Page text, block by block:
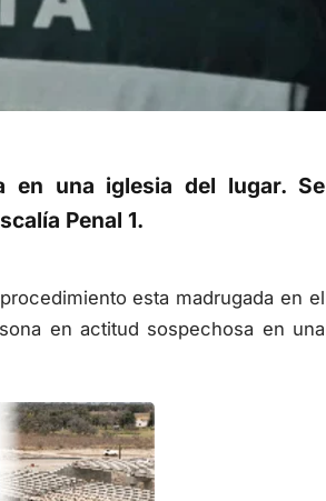
en una iglesia del lugar. Se
Penal 1.
esta madrugada en el
en actitud sospechosa en una